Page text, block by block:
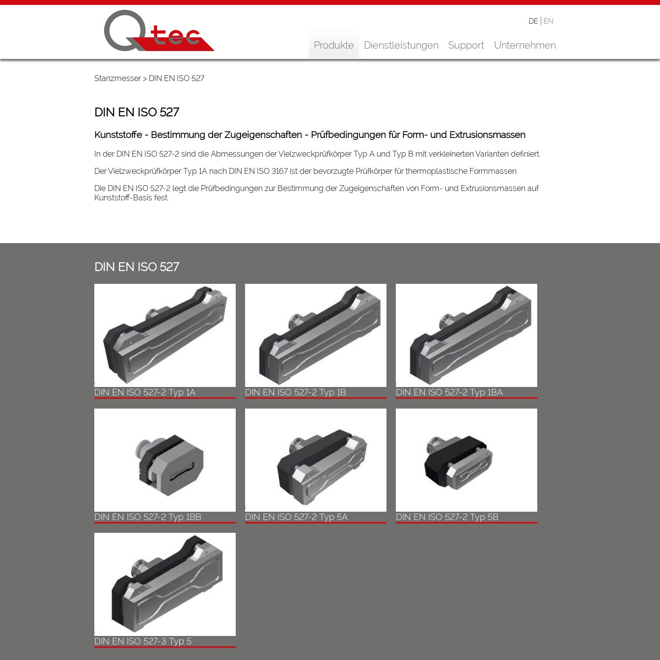
DE EN
Produkte Dienstleistungen Support Unternehmen
Stanzmesser> DIN EN ISO 527
DIN EN ISO 527
Kunststoffe - Bestimmung der Zugeigenschaften - Prüfbedingungen für Form- und Extrusionsmassen
In der DIN EN ISO 527-2 sind die Abmessungen der Vielzweckprüfkörper Typ A und Typ B mit verkleinerten Varianten definiert.
Der Vielzweckprüfkörper Typ 1A nach DIN EN ISO 3167 ist der bevorzugte Prüfkörper für thermoplastische Formmassen.
Die DIN EN ISO 527-2 legt die Prüfbedingungen zur Bestimmung der Zugeigenschaften von Form- und Extrusionsmassen auf
Kunststoff-Basis fest.
DIN EN ISO 527
DIN EN ISO 527-2 Typ 1A DIN EN ISO 527-2 Typ 1B DIN EN ISO 527-2 Typ 1BA
DIN EN ISO 527-2 Typ 1BB DIN EN ISO 527-2 Typ 5A DIN EN ISO 527-2 Typ 5B
DIN EN ISO 527-3 Typ 5